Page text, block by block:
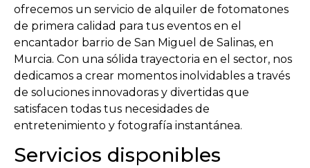
ofrecemos un servicio de alquiler de fotomatones
de primera calidad para tus eventos en el
encantador barrio de San Miguel de Salinas, en
Murcia. Con una sólida trayectoria en el sector, nos
dedicamos a crear momentos inolvidables a través
de soluciones innovadoras y divertidas que
satisfacen todas tus necesidades de
entretenimiento y fotografía instantánea.
Servicios disponibles